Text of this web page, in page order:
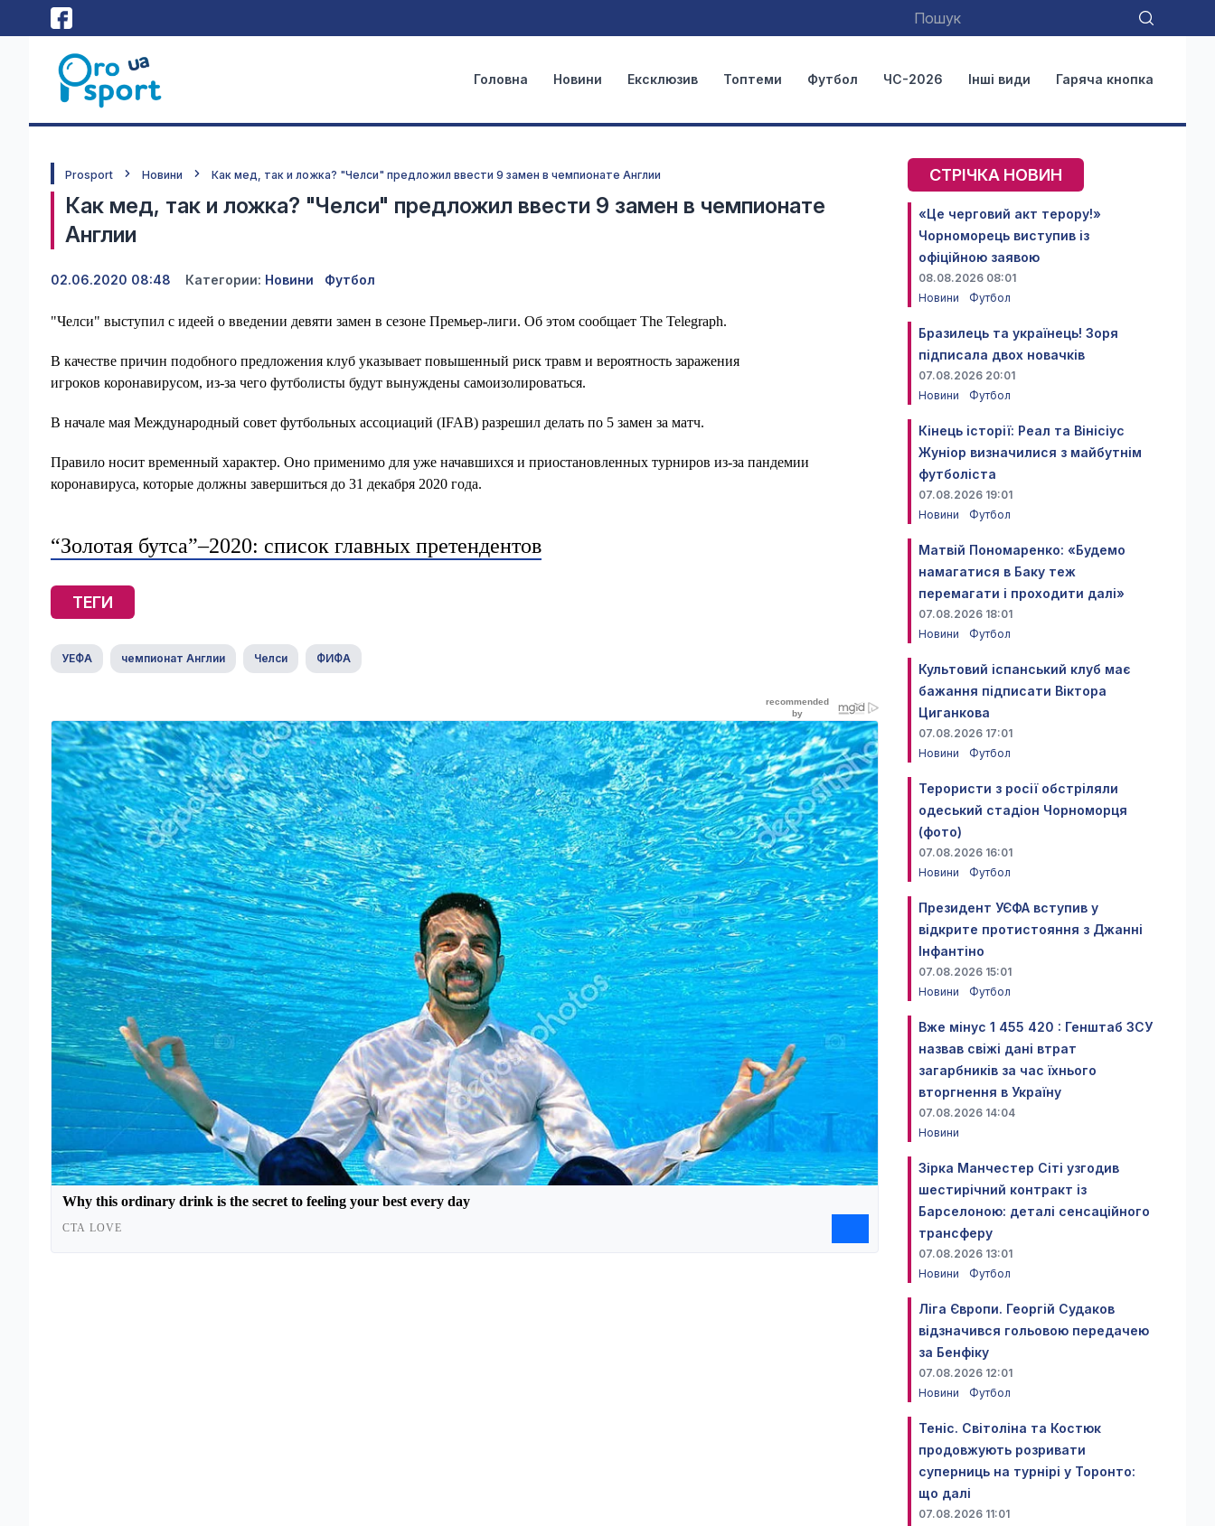
Головна Новини Ексклюзив Топтеми Футбол ЧС-2026 Інші види Гаряча кнопка
Prosport Новини Как мед, так и ложка? "Челси" предложил ввести 9 замен в чемпионате Англии
Как мед, так и ложка? "Челси" предложил ввести 9 замен в чемпионате
Англии
02.06.2020 08:48 Категории: Новини Футбол
"Челси" выступил с идеей о введении девяти замен в сезоне Премьер-лиги. Об этом сообщает The Telegraph.
В качестве причин подобного предложения клуб указывает повышенный риск травм и вероятность заражения
игроков коронавирусом, из-за чего футболисты будут вынуждены самоизолироваться.
В начале мая Международный совет футбольных ассоциаций (IFAB) разрешил делать по 5 замен за матч.
Правило носит временный характер. Оно применимо для уже начавшихся и приостановленных турниров из-за пандемии
коронавируса, которые должны завершиться до 31 декабря 2020 года.
“Золотая бутса”–2020: список главных претендентов
ТЕГИ
УЕФА чемпионат Англии Челси ФИФА
СТРІЧКА НОВИН
«Це черговий акт терору!»
Чорноморець виступив із
офіційною заявою
08.08.2026 08:01
Новини
Футбол
Бразилець та українець! Зоря
підписала двох новачків
07.08.2026 20:01
Новини
Футбол
Кінець історії: Реал та Вінісіус
Жуніор визначилися з майбутнім
футболіста
07.08.2026 19:01
Новини
Футбол
Матвій Пономаренко: «Будемо
намагатися в Баку теж
перемагати і проходити далі»
07.08.2026 18:01
Новини
Футбол
Культовий іспанський клуб має
бажання підписати Віктора
Циганкова
07.08.2026 17:01
Новини
Футбол
Терористи з росії обстріляли
одеський стадіон Чорноморця
(фото)
07.08.2026 16:01
Новини
Футбол
Президент УЄФА вступив у
відкрите протистояння з Джанні
Інфантіно
07.08.2026 15:01
Новини
Футбол
Вже мінус 1 455 420 : Генштаб ЗСУ
назвав свіжі дані втрат
загарбників за час їхнього
вторгнення в Україну
07.08.2026 14:04
Новини
Зірка Манчестер Сіті узгодив
шестирічний контракт із
Барселоною: деталі сенсаційного
трансферу
07.08.2026 13:01
Новини
Футбол
Ліга Європи. Георгій Судаков
відзначився гольовою передачею
за Бенфіку
07.08.2026 12:01
Новини
Футбол
Теніс. Світоліна та Костюк
продовжують розривати
суперниць на турнірі у Торонто:
що далі
07.08.2026 11:01